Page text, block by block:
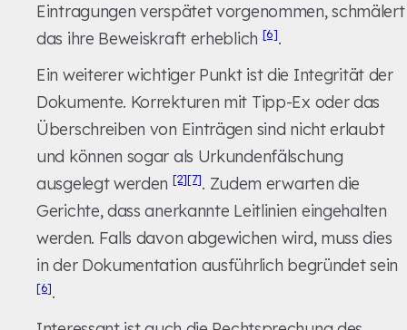
Eintragungen verspätet vorgenommen, schmälert
das ihre Beweiskraft erheblich[6].
Ein weiterer wichtiger Punkt ist die Integrität der
Dokumente. Korrekturen mit Tipp-Ex oder das
Überschreiben von Einträgen sind nicht erlaubt
und können sogar als Urkundenfälschung
ausgelegt werden [2][7]. Zudem erwarten die
Gerichte, dass anerkannte Leitlinien eingehalten
werden. Falls davon abgewichen wird, muss dies
in der Dokumentation ausführlich begründet sein
[6].